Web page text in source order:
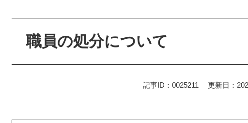
職員の処分について
記事ID：0025211 更新日：